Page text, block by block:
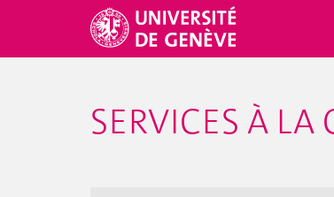
SERVICES À LA